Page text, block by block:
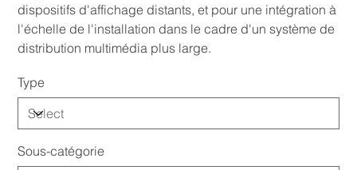
dispositifs d'affichage distants, et pour une intégration à
l'échelle de l'installation dans le cadre d'un système de
distribution multimédia plus large.
Type
Sous-catégorie